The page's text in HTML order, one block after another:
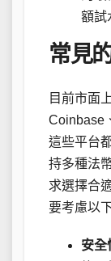
額試
常見
目前市面
Coinbase
這些平台
持多種法
求選擇合
要考慮以
安全